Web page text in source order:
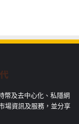
幣及去中心化、私隱網
場資訊及服務，並分享